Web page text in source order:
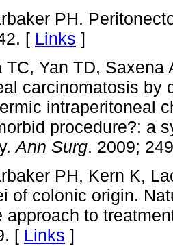
PH.
[ Links ]
TC, Yan TD,
carcinomatosis by
intraperitoneal
procedure?: a
Ann Surg. 2009;
PH, Kern K,
of colonic origin.
approach to
[ Links ]